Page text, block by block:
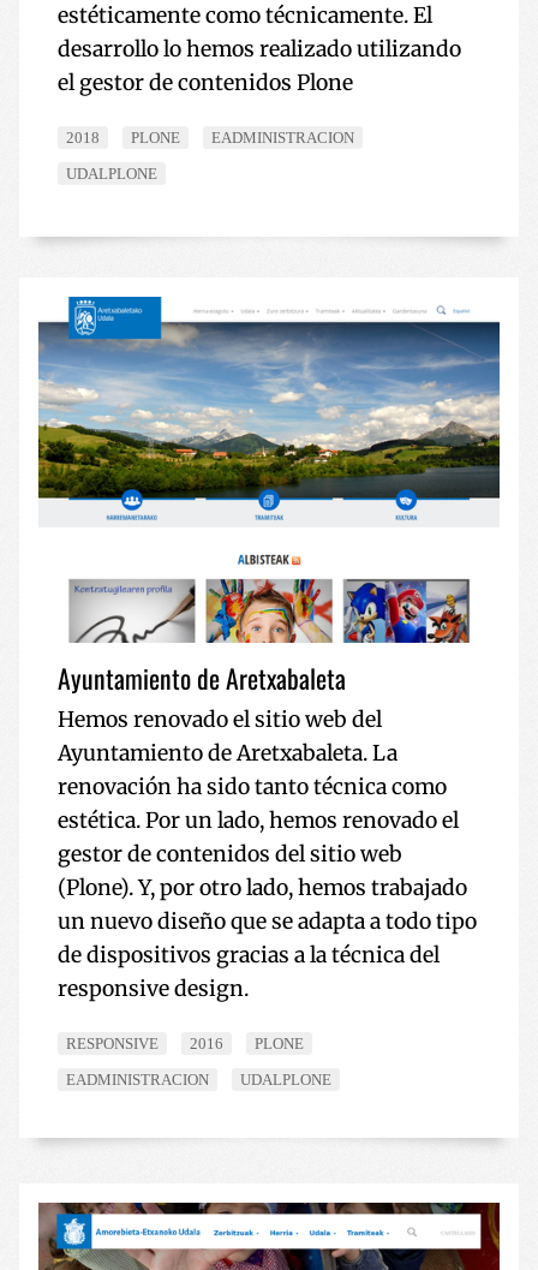
estéticamente como técnicamente. El
desarrollo lo hemos realizado utilizando
el gestor de contenidos Plone
2018 PLONE
EADMINISTRACION
UDALPLONE
Ayuntamiento de Aretxabaleta
Hemos renovado el sitio web del
Ayuntamiento de Aretxabaleta. La
renovación ha sido tanto técnica como
estética. Por un lado, hemos renovado el
gestor de contenidos del sitio web
(Plone). Y, por otro lado, hemos trabajado
un nuevo diseño que se adapta a todo tipo
de dispositivos gracias a la técnica del
responsive design.
RESPONSIVE 2016
PLONE
EADMINISTRACION
UDALPLONE